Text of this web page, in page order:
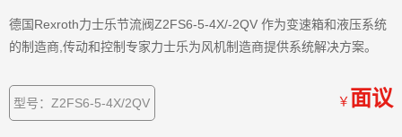
德国Rexroth力士乐节流阀Z2FS6-5-4X/-2QV 作为变速箱和液压系统
的制造商,传动和控制专家力士乐为风机制造商提供系统解决方案。
型号：Z2FS6-5-4X/2QV ￥ 面议